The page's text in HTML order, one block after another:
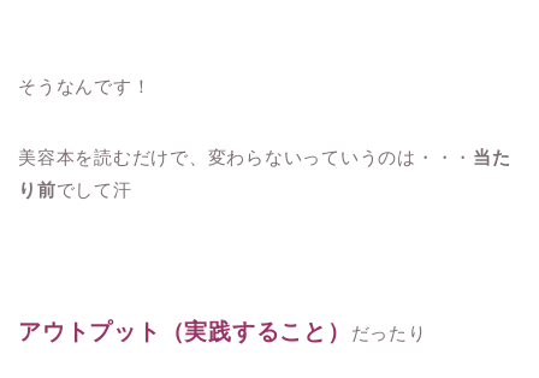
そうなんです！
美容本を読むだけで、変わらないっていうのは・・・ 当た
り前でして汗
アウトプット（実践すること） だったり